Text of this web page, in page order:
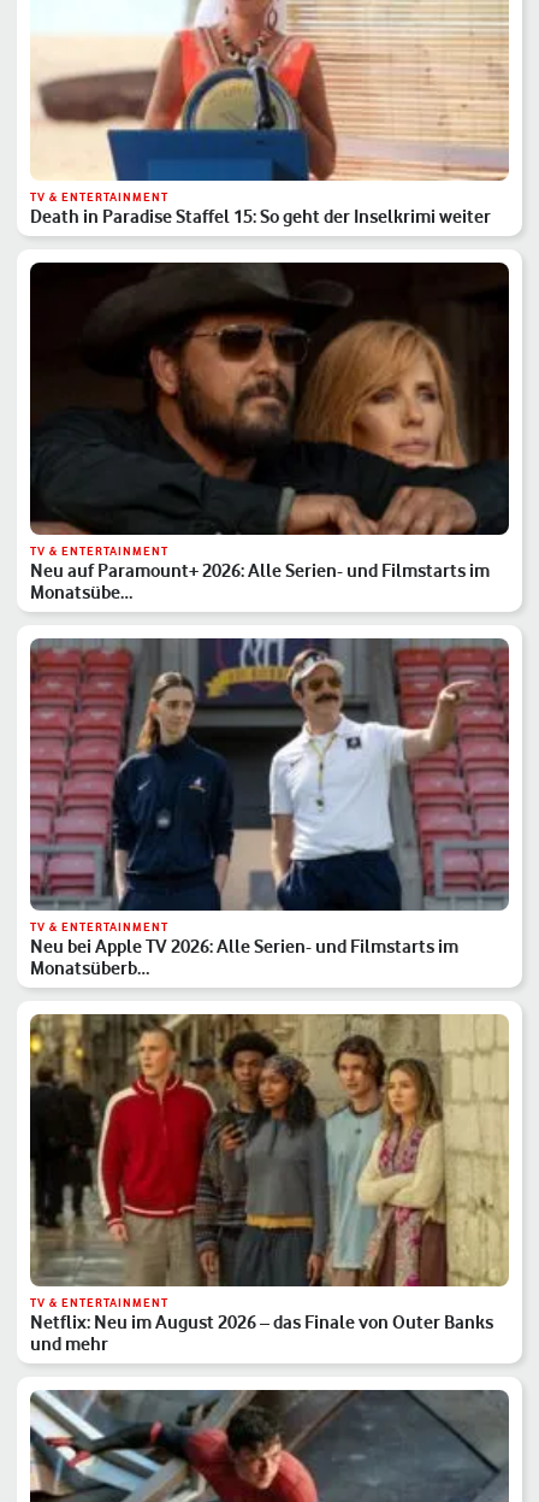
TV & ENTERTAINMENT
Death in Paradise Staffel 15: So geht der Inselkrimi weiter
TV & ENTERTAINMENT
Neu auf Paramount+ 2026: Alle Serien- und Filmstarts im
Monatsübe…
TV & ENTERTAINMENT
Neu bei Apple TV 2026: Alle Serien- und Filmstarts im
Monatsüberb…
TV & ENTERTAINMENT
Netflix: Neu im August 2026 – das Finale von Outer Banks
und mehr